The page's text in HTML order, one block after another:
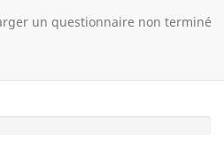
un questionnaire non terminé